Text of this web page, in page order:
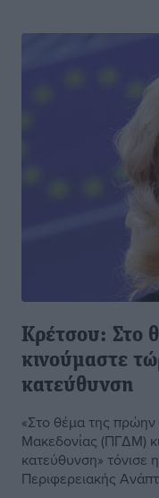
Κρέτσου: Στο
κινούμαστε
κατεύθυνση
«Στο θέμα της πρώην
Μακεδονίας (ΠΓΔΜ)
κατεύθυνση» τόνισε
Περιφερειακής